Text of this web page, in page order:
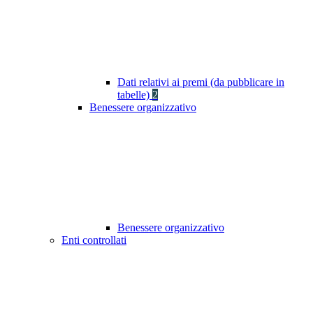
Dati relativi ai premi (da pubblicare in
tabelle) 2
Benessere organizzativo
Benessere organizzativo
Enti controllati